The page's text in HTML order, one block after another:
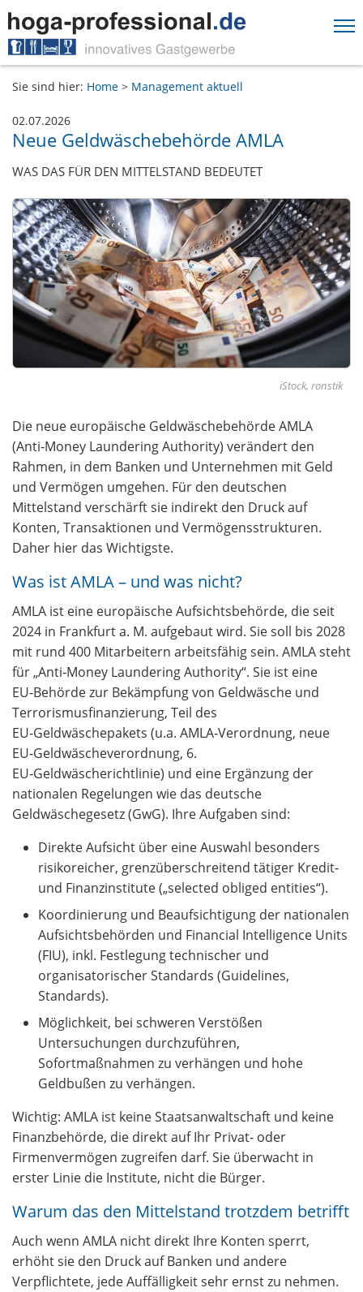
Springe direkt zu:
Hauptmenü
Inhalt
Fußzeile
Sie sind hier: Home > Management aktuell
02.07.2026
Neue Geldwäschebehörde AMLA
WAS DAS FÜR DEN MITTELSTAND BEDEUTET
iStock, ronstik
Die neue europäische Geldwäschebehörde AMLA
(Anti‑Money Laundering Authority) verändert den
Rahmen, in dem Banken und Unternehmen mit Geld
und Vermögen umgehen. Für den deutschen
Mittelstand verschärft sie indirekt den Druck auf
Konten, Transaktionen und Vermögensstrukturen.
Daher hier das Wichtigste.
Was ist AMLA – und was nicht?
AMLA ist eine europäische Aufsichtsbehörde, die seit
2024 in Frankfurt a. M. aufgebaut wird. Sie soll bis 2028
mit rund 400 Mitarbeitern arbeitsfähig sein. AMLA steht
für „Anti‑Money Laundering Authority“. Sie ist eine
EU‑Behörde zur Bekämpfung von Geldwäsche und
Terrorismusfinanzierung, Teil des
EU‑Geldwäschepakets (u.a. AMLA‑Verordnung, neue
EU‑Geldwäscheverordnung, 6.
EU‑Geldwäscherichtlinie) und eine Ergänzung der
nationalen Regelungen wie das deutsche
Geldwäschegesetz (GwG). Ihre Aufgaben sind:
Direkte Aufsicht über eine Auswahl besonders
risikoreicher, grenzüberschreitend tätiger Kredit‑
und Finanzinstitute („selected obliged entities“).
Koordinierung und Beaufsichtigung der nationalen
Aufsichtsbehörden und Financial Intelligence Units
(FIU), inkl. Festlegung technischer und
organisatorischer Standards (Guidelines,
Standards).
Möglichkeit, bei schweren Verstößen
Untersuchungen durchzuführen,
Sofortmaßnahmen zu verhängen und hohe
Geldbußen zu verhängen.
Wichtig: AMLA ist keine Staatsanwaltschaft und keine
Finanzbehörde, die direkt auf Ihr Privat‑ oder
Firmenvermögen zugreifen darf. Sie überwacht in
erster Linie die Institute, nicht die Bürger.
Warum das den Mittelstand trotzdem betrifft
Auch wenn AMLA nicht direkt Ihre Konten sperrt,
erhöht sie den Druck auf Banken und andere
Verpflichtete, jede Auffälligkeit sehr ernst zu nehmen.